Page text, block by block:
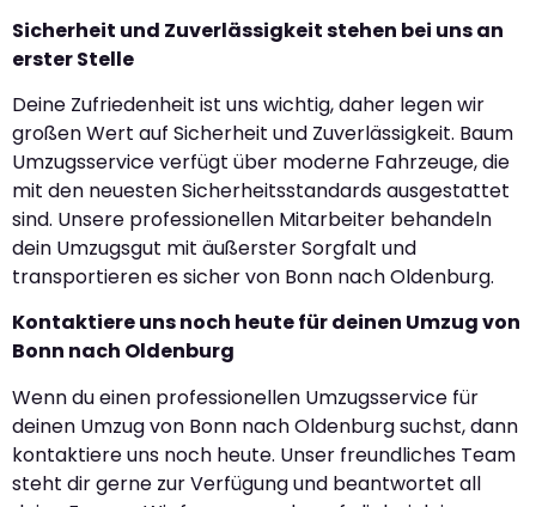
Sicherheit und Zuverlässigkeit stehen bei uns an
erster Stelle
Deine Zufriedenheit ist uns wichtig, daher legen wir
großen Wert auf Sicherheit und Zuverlässigkeit. Baum
Umzugsservice verfügt über moderne Fahrzeuge, die
mit den neuesten Sicherheitsstandards ausgestattet
sind. Unsere professionellen Mitarbeiter behandeln
dein Umzugsgut mit äußerster Sorgfalt und
transportieren es sicher von Bonn nach Oldenburg.
Kontaktiere uns noch heute für deinen Umzug von
Bonn nach Oldenburg
Wenn du einen professionellen Umzugsservice für
deinen Umzug von Bonn nach Oldenburg suchst, dann
kontaktiere uns noch heute. Unser freundliches Team
steht dir gerne zur Verfügung und beantwortet all